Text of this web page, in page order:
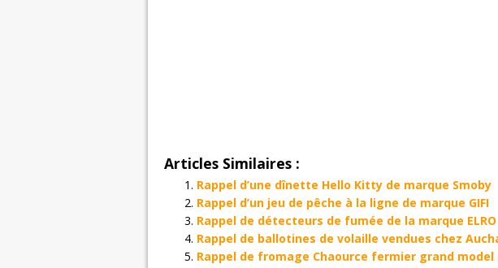
Articles Similaires :
Rappel d’une dînette Hello Kitty de marque Smoby
Rappel d’un jeu de pêche à la ligne de marque GIFI
Rappel de détecteurs de fumée de la marque ELRO
Rappel de ballotines de volaille vendues chez
Rappel de fromage Chaource fermier grand model